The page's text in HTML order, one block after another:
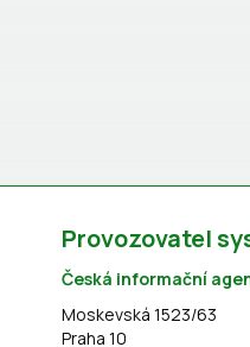
Provozovatel
Česká informační
Moskevská 1523/63
Praha 10